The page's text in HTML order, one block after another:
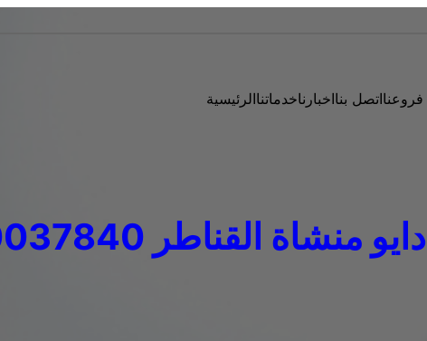
الرئيسيةخدماتنااخبارنااتصل بنافروعنا
منشاة القناطر 01060037840